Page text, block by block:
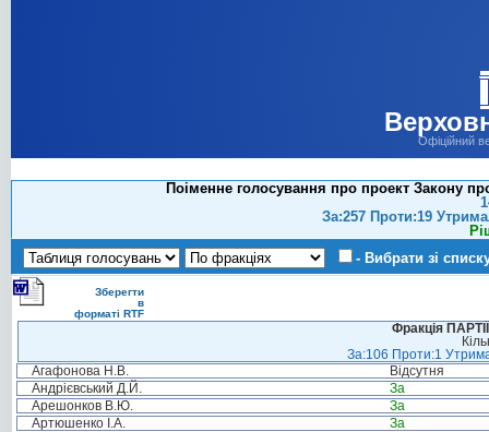
Офіційний
Поіменне голосування про проект Закону
За:257 Проти:19
- Вибрати зі
Зберегти
в
форматі RTF
Фракція
За:106 Проти:1
Агафонова Н.В.
Відсутня
Андрієвський Д.Й.
За
Арешонков В.Ю.
За
Артюшенко І.А.
За